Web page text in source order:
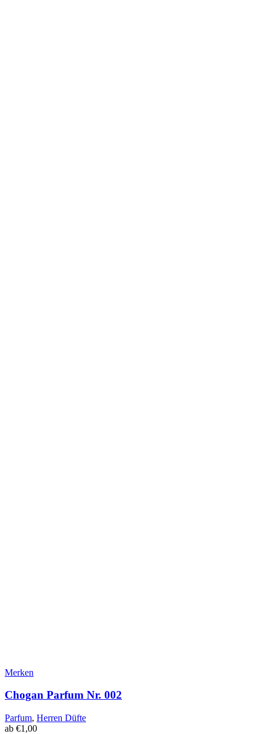
Merken
Chogan Parfum Nr. 002
Parfum, Herren Düfte
ab €1,00